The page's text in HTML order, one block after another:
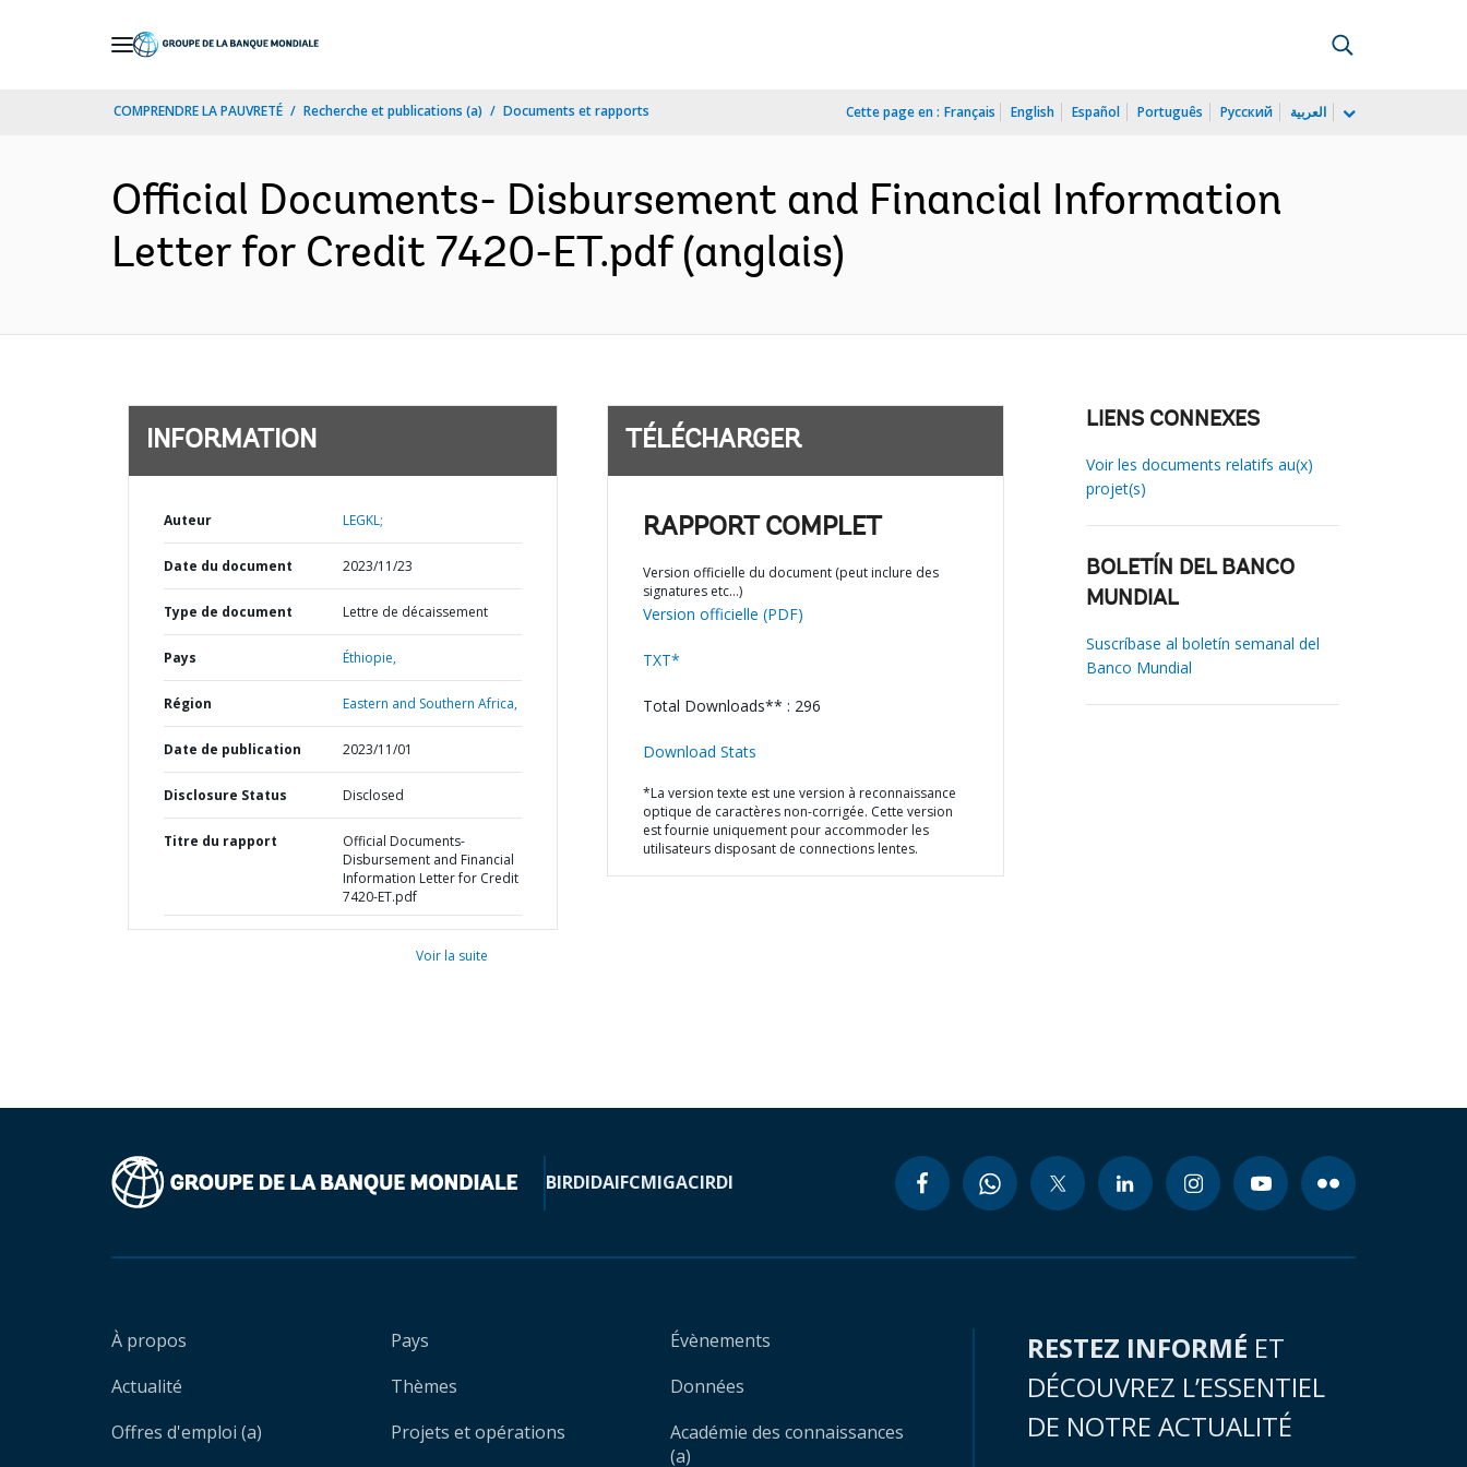
COMPRENDRE LA PAUVRETÉ Recherche et publications (a) Documents et rapports Cette page en : Français English Español Português Русский العربية
Official Documents- Disbursement and Financial Information
Letter for Credit 7420-ET.pdf (anglais)
INFORMATION
Auteur LEGKL;
Date du document 2023/11/23
Type de document Lettre de décaissement
Pays Éthiopie,
Région Eastern and Southern Africa,
Date de publication 2023/11/01
Disclosure Status Disclosed
Titre du rapport
Official Documents-
Disbursement and Financial
Information Letter for Credit
7420-ET.pdf
Voir la suite
TÉLÉCHARGER
RAPPORT COMPLET
Version officielle du document (peut inclure des
signatures etc…)
Version officielle (PDF)
TXT*
Total Downloads** : 296
Download Stats
*La version texte est une version à reconnaissance
optique de caractères non-corrigée. Cette version
est fournie uniquement pour accommoder les
utilisateurs disposant de connections lentes.
LIENS CONNEXES
Voir les documents relatifs au(x)
projet(s)
BOLETÍN DEL BANCO
MUNDIAL
Suscríbase al boletín semanal del
Banco Mundial
BIRDIDAIFCMIGACIRDI
À propos
Actualité
Offres d'emploi (a)
Pays
Thèmes
Projets et opérations
Évènements
Données
Académie des connaissances
(a)
RESTEZ INFORMÉ ET
DÉCOUVREZ L’ESSENTIEL
DE NOTRE ACTUALITÉ